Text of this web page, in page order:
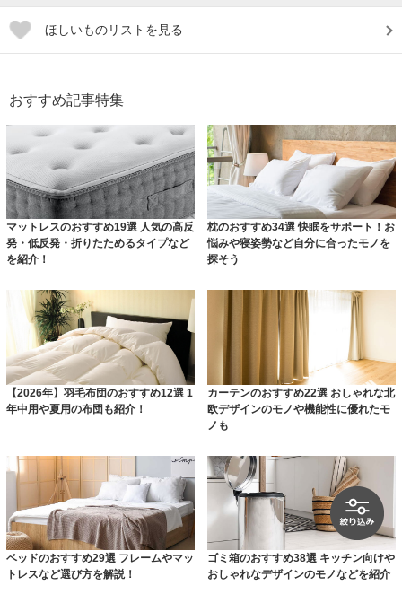
ほしいものリストを見る
おすすめ記事特集
マットレスのおすすめ19選 人気の高反
発・低反発・折りたためるタイプなど
を紹介！
枕のおすすめ34選 快眠をサポート！お
悩みや寝姿勢など自分に合ったモノを
探そう
【2026年】羽毛布団のおすすめ12選 1
年中用や夏用の布団も紹介！
カーテンのおすすめ22選 おしゃれな北
欧デザインのモノや機能性に優れたモ
ノも
ベッドのおすすめ29選 フレームやマッ
トレスなど選び方を解説！
ゴミ箱のおすすめ38選 キッチン向けや
おしゃれなデザインのモノなどを紹介